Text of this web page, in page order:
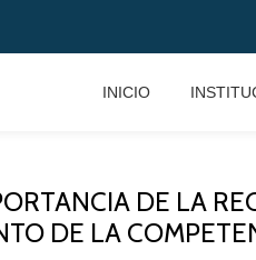
INICIO
DE LA
DE LA